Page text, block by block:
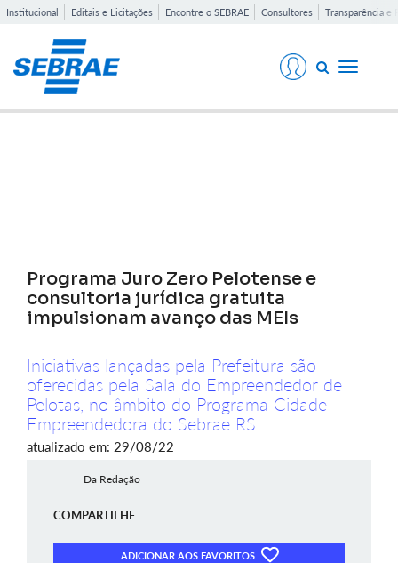
Institucional Editais e Licitações Encontre o SEBRAE Consultores Transparência e
Toggle
Programa Juro Zero Pelotense e
consultoria jurídica gratuita
impulsionam avanço das MEIs
Iniciativas lançadas pela Prefeitura são
oferecidas pela Sala do Empreendedor de
Pelotas, no âmbito do Programa Cidade
Empreendedora do Sebrae RS
atualizado em: 29/08/22
Da Redação
COMPARTILHE
ADICIONAR AOS FAVORITOS